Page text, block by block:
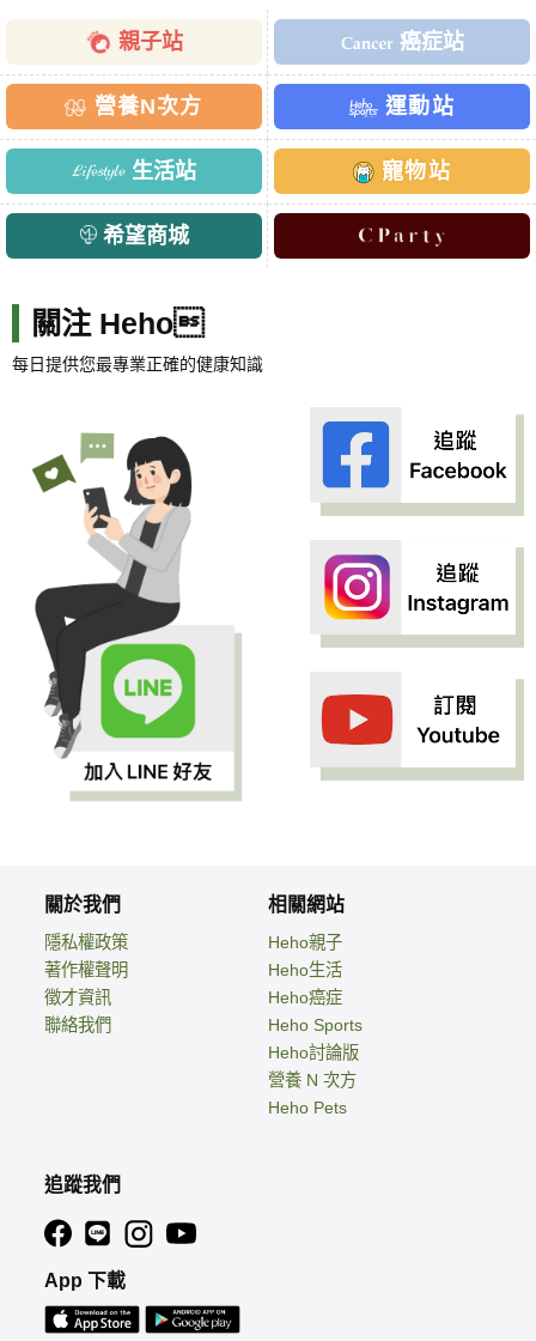
親子站 癌症站
營養N次方 運動站
生活站 寵物站
希望商城
關注 Heho
每日提供您最專業正確的健康知識
關於我們
隱私權政策
著作權聲明
徵才資訊
聯絡我們
相關網站
Heho親子
Heho生活
Heho癌症
Heho Sports
Heho討論版
營養 N 次方
Heho Pets
追蹤我們
App 下載